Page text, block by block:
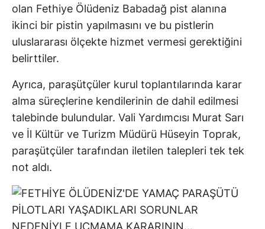
olan Fethiye Ölüdeniz Babadağ pist alanına
ikinci bir pistin yapılmasını ve bu pistlerin
uluslararası ölçekte hizmet vermesi gerektiğini
belirttiler.
Ayrıca, paraşütçüler kurul toplantılarında karar
alma süreçlerine kendilerinin de dahil edilmesi
talebinde bulundular. Vali Yardımcısı Murat Sarı
ve İl Kültür ve Turizm Müdürü Hüseyin Toprak,
paraşütçüler tarafından iletilen talepleri tek tek
not aldı.